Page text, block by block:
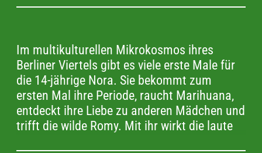
Im multikulturellen Mikrokosmos ihres
Berliner Viertels gibt es viele erste Male für
die 14-jährige Nora. Sie bekommt zum
ersten Mal ihre Periode, raucht Marihuana,
entdeckt ihre Liebe zu anderen Mädchen und
trifft die wilde Romy. Mit ihr wirkt die laute